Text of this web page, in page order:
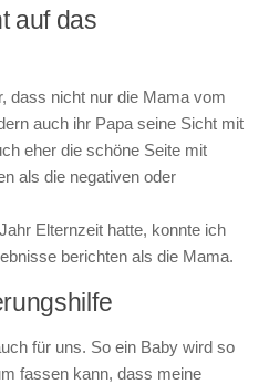
auf das
dass nicht nur die Mama vom
auch ihr Papa seine Sicht mit
eher die schöne Seite mit
als die negativen oder
Elternzeit hatte, konnte ich
berichten als die Mama.
für uns. So ein Baby wird so
fassen kann, dass meine